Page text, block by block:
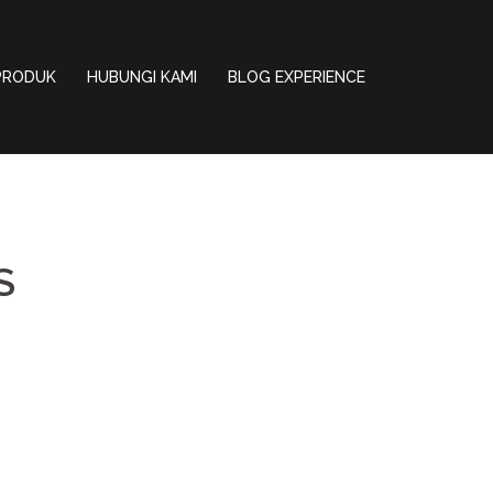
HUBUNGI KAMI BLOG EXPERIENCE